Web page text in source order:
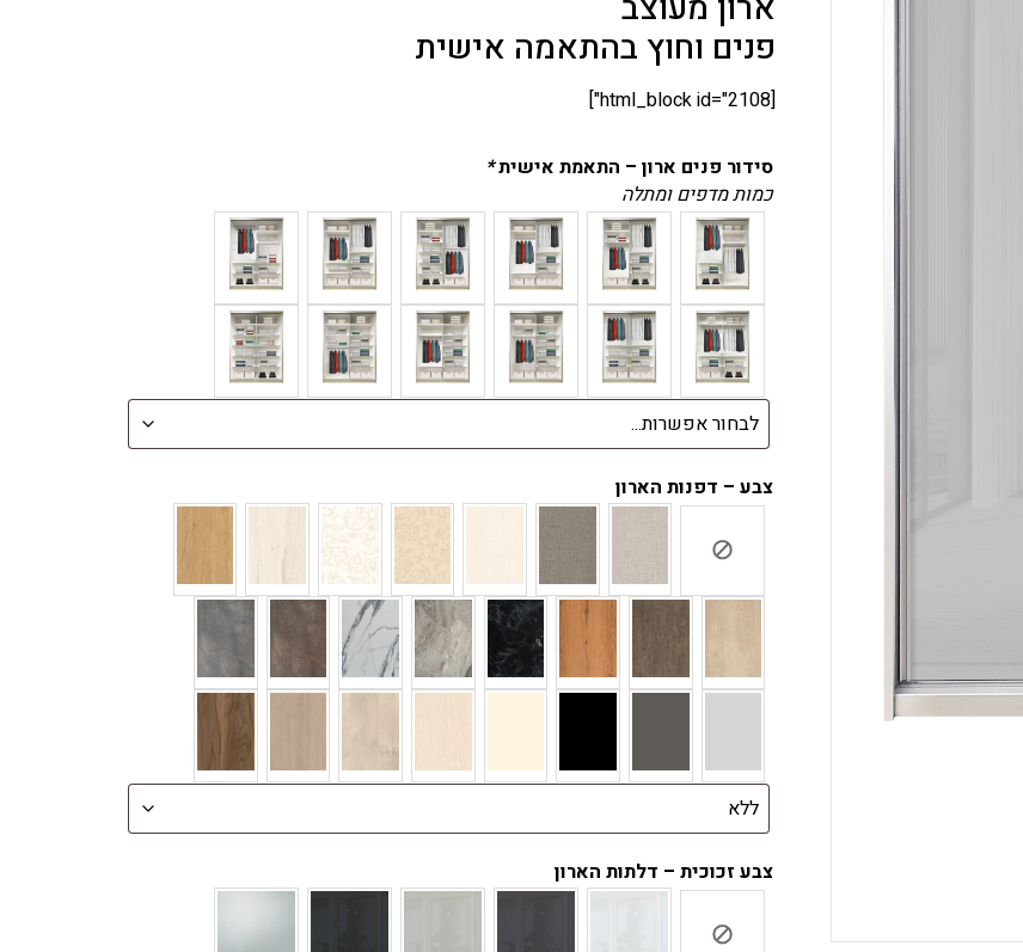
פנים וחוץ בהתאמה אישית
[html_block id="2108"]
סידור פנים ארון – התאמת אישית*
כמות מדפים ומתלה
צבע – דפנות הארון
צבע זכוכית – דלתות הארון